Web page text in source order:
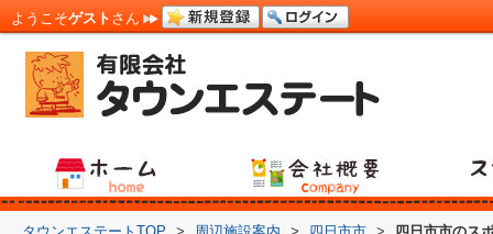
ようこそゲスト さん